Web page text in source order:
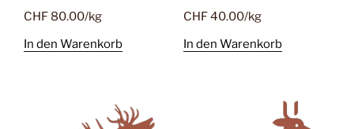
CHF 80.00/kg
In den Warenkorb
CHF40.00/kg
In den Warenkorb